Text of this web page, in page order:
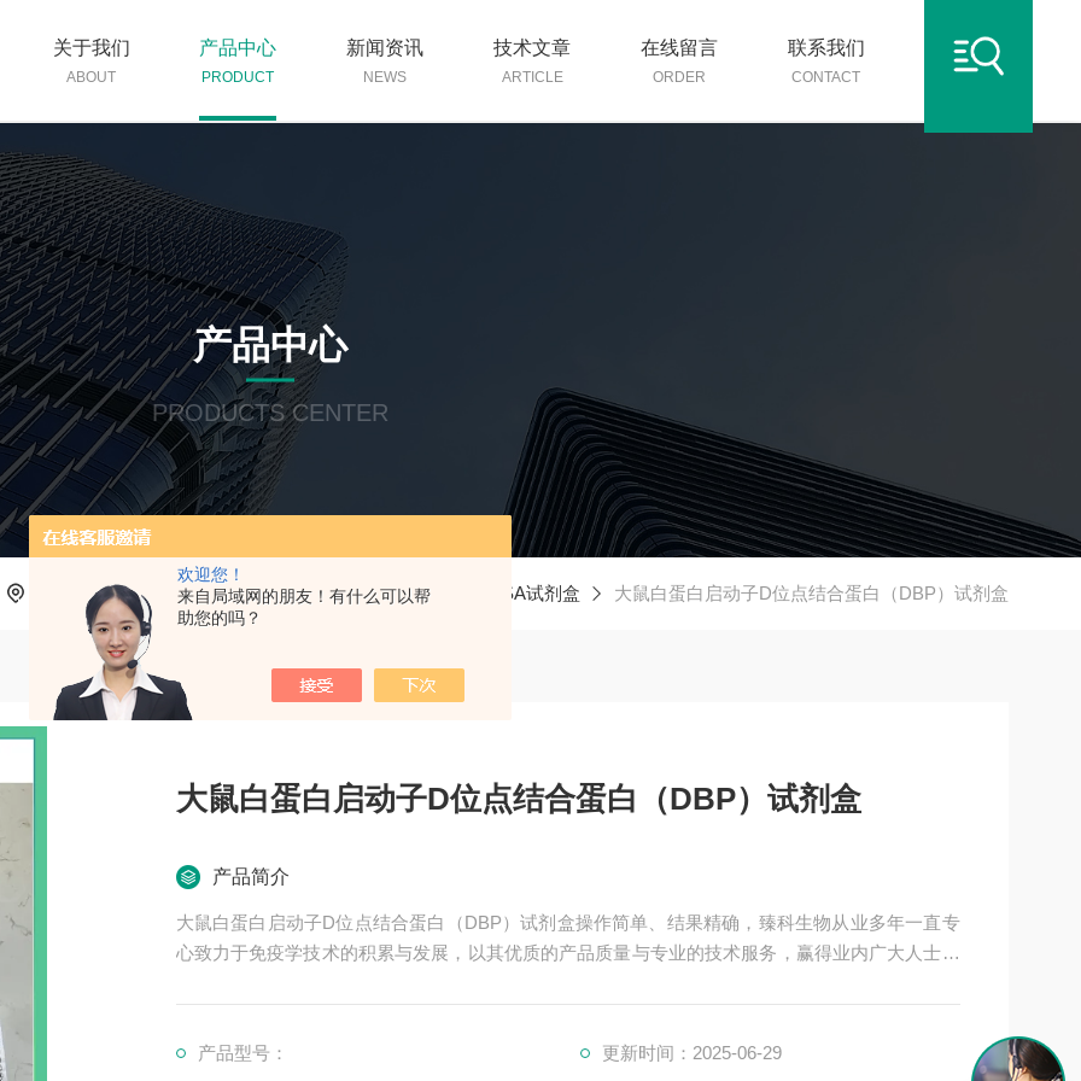
欢迎您！
来自局域网的朋友！有什么可以帮
助您的吗？
关于我们
ABOUT
产品中心
PRODUCT
新闻资讯
NEWS
技术文章
ARTICLE
在线留言
ORDER
联系我们
CONTACT
产品中心
PRODUCTS CENTER
当前位置：首页 产品中心 ELISA试剂盒 大鼠ELISA试剂盒 大鼠白蛋白启动子D位点结合蛋白（DBP）试剂盒
大鼠白蛋白启动子D位点结合蛋白（DBP）试剂盒
产品简介
大鼠白蛋白启动子D位点结合蛋白（DBP）试剂盒操作简单、结果精确，臻科生物从业多年一直专
心致力于免疫学技术的积累与发展，以其优质的产品质量与专业的技术服务，赢得业内广大人士的
产品型号： 更新时间：2025-06-29